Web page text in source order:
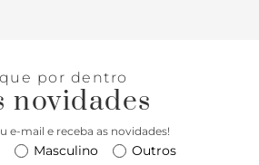
por dentro
novidades
e-mail e receba as novidades!
Masculino Outros